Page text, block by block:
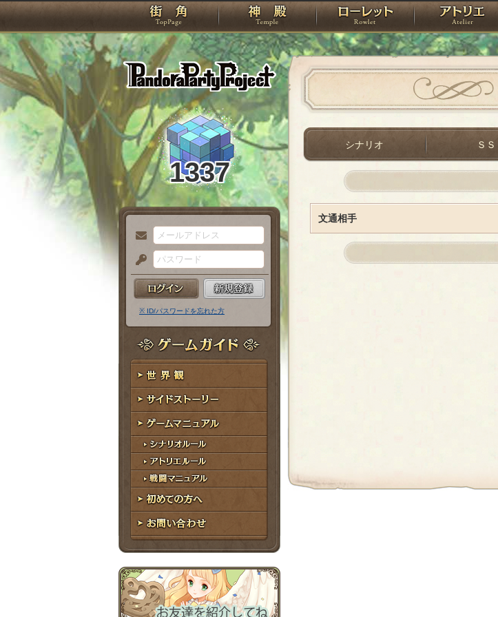
PandoraPartyProject
TOP 神殿 ローレット
1337
メ
ー
ル
ア
ド
レ
ス
パ
ス
ー
ド
※ ID/パスワードを忘れた方
ゲームガイド
世界観
サイドストーリー
ゲームマニュアル
シナリオルール
アトリエルール
戦闘マニュアル
初めての方へ
お問い合わせ
シナリオ ＳＳ
文通相手